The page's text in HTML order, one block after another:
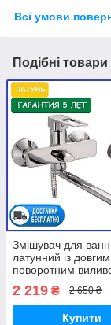
Всі умови
Подібні товари
Змішувач для
латунний із довгим
поворотним
одноважільний з
HB Eni 006
2 219 ₴ 2 650 ₴
Купити